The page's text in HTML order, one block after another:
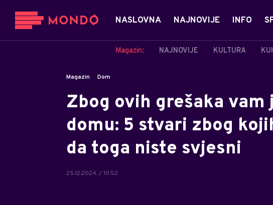
NASLOVNA NAJNOVIJE INFO
Magazin: NAJNOVIJE KULTURA
Magazin Dom
Zbog ovih grešaka
domu: 5 stvari zbog
da toga niste svjesni
25.12.2024. / 10:52